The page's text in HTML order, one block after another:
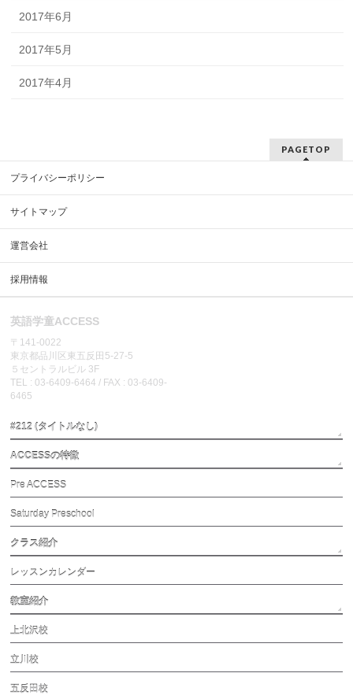
2017年6月
2017年5月
2017年4月
PAGETOP
プライバシーポリシー
サイトマップ
運営会社
採用情報
英語学童ACCESS
〒141-0022
東京都品川区東五反田5-27-5
５セントラルビル 3F
TEL : 03-6409-6464 / FAX : 03-6409-
6465
#212 (タイトルなし)
ACCESSの特徴
Pre ACCESS
Saturday Preschool
クラス紹介
レッスンカレンダー
教室紹介
上北沢校
立川校
五反田校